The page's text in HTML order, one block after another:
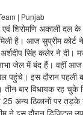
| Punjab
शिरोमणि अकाली दल के
है। आज सुप्रीम
अर्शदीप सिंह कलेर ने
जेल में बंद हैं। वहीं आज
पहुंचे। इस दौरान पहली
तीन बार विधायक रह चुके
अन्य ठिकानों पर तड़के